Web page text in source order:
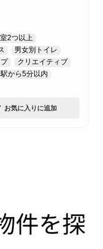
2つ以上
男女別トイレ
クリエイティブ
駅から5分以内
件を探